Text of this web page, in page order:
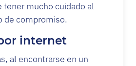
tener mucho cuidado al
de compromiso.
internet
al encontrarse en un